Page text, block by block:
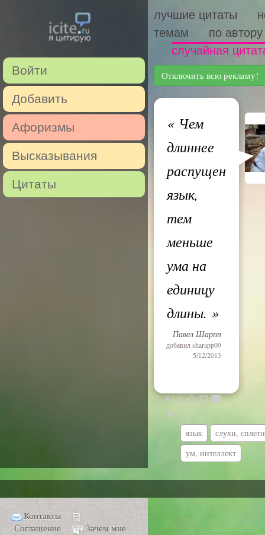
Войти
Добавить
Афоризмы
Высказывания
Цитаты
лучшие цитаты
темам
по автору
случайная
Отключить всю рекламу!
«Чем
длиннее
распущен
язык,
тем
меньше
ума на
единицу
длины. »
Павел Шарпп
добавилsharapp09
5/12/2013
3
язык
слухи,
ум, интеллект
Контакты
Соглашение
Зачем мне